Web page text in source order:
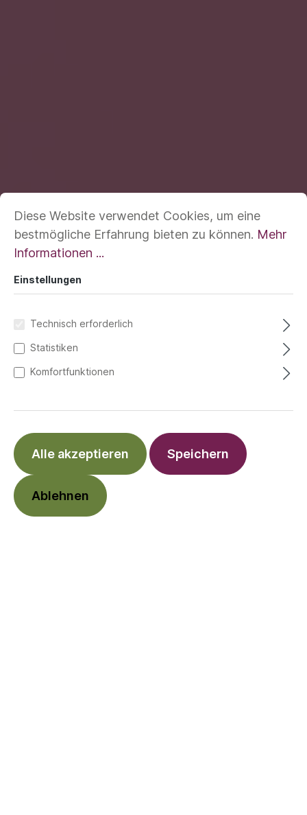
Diese Website verwendet Cookies, um eine
bestmögliche Erfahrung bieten zu können. Mehr
Informationen ...
Einstellungen
Technisch erforderlich
Statistiken
Komfortfunktionen
Alle akzeptieren Speichern
Ablehnen